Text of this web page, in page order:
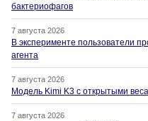
бактериофагов
7 августа 2026
В эксперименте пользователи
агента
7 августа 2026
Модель Kimi K3 с открытыми
7 августа 2026